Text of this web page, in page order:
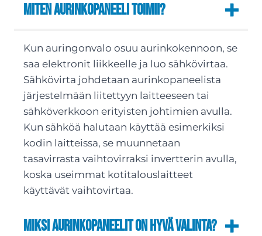
Miten aurinkopaneeli toimii?
Kun auringonvalo osuu aurinkokennoon, se
saa elektronit liikkeelle ja luo sähkövirtaa.
Sähkövirta johdetaan aurinkopaneelista
järjestelmään liitettyyn laitteeseen tai
sähköverkkoon erityisten johtimien avulla.
Kun sähköä halutaan käyttää esimerkiksi
kodin laitteissa, se muunnetaan
tasavirrasta vaihtovirraksi invertterin avulla,
koska useimmat kotitalouslaitteet
käyttävät vaihtovirtaa.
Miksi aurinkopaneelit on hyvä valinta?